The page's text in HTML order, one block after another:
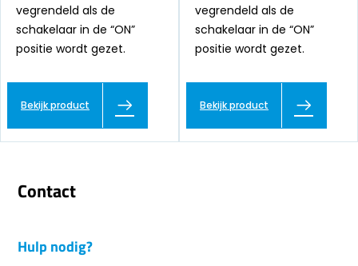
vegrendeld als de
schakelaar in de “ON”
positie wordt gezet.
Bekijk product
vegrendeld als de
schakelaar in de “ON”
positie wordt gezet.
Bekijk product
Contact
Hulp nodig?